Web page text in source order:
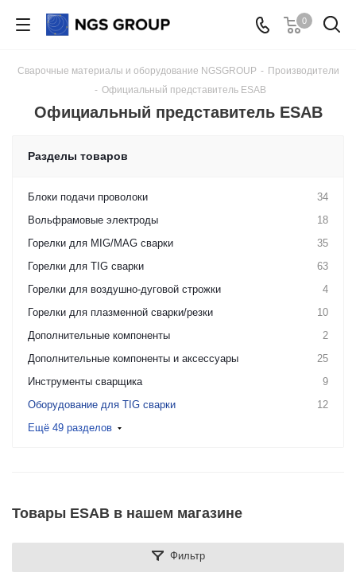
0
Сварочные материалы и оборудование NGSGROUP - Производители
- Официальный представитель ESAB
Официальный представитель ESAB
Разделы товаров
Блоки подачи проволоки
34
Вольфрамовые электроды
18
Горелки для MIG/MAG сварки
35
Горелки для TIG сварки
63
Горелки для воздушно-дуговой строжки
4
Горелки для плазменной сварки/резки
10
Дополнительные компоненты
2
Дополнительные компоненты и аксессуары
25
Инструменты сварщика
9
Оборудование для TIG сварки
12
Ещё 49 разделов
Товары ESAB в нашем магазине
Фильтр